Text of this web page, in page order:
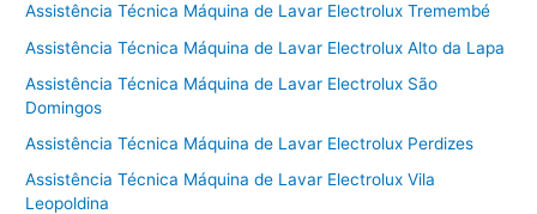
Assistência Técnica Máquina de Lavar Electrolux Tremembé
Assistência Técnica Máquina de Lavar Electrolux Alto da Lapa
Assistência Técnica Máquina de Lavar Electrolux São
Domingos
Assistência Técnica Máquina de Lavar Electrolux Perdizes
Assistência Técnica Máquina de Lavar Electrolux Vila
Leopoldina